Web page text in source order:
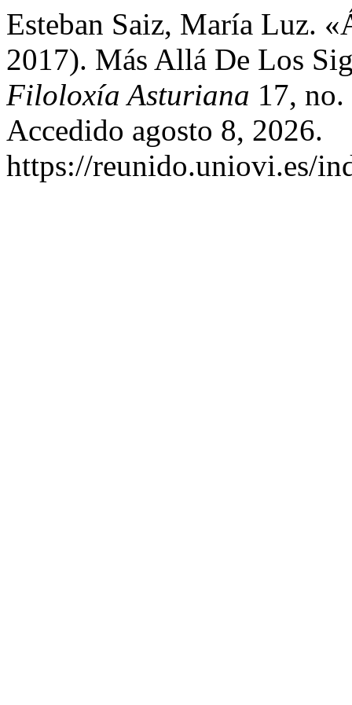
Esteban Saiz, María Luz.
2017). Más Allá De Los
Filoloxía Asturiana 17,
Accedido agosto 8, 2026.
https://reunido.uniovi.es/